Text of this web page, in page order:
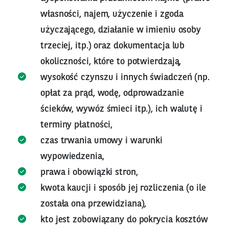
własności, najem, użyczenie i zgoda
użyczającego, działanie w imieniu osoby
trzeciej, itp.) oraz dokumentacja lub
okoliczności, które to potwierdzają,
wysokość czynszu i innych świadczeń (np.
opłat za prąd, wodę, odprowadzanie
ścieków, wywóz śmieci itp.), ich walutę i
terminy płatności,
czas trwania umowy i warunki
wypowiedzenia,
prawa i obowiązki stron,
kwota kaucji i sposób jej rozliczenia (o ile
została ona przewidziana),
kto jest zobowiązany do pokrycia kosztów